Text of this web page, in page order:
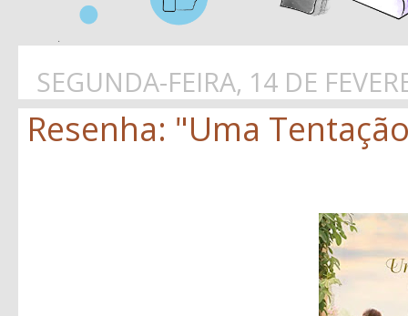
SEGUNDA-FEIRA, 14 DE
Resenha: "Uma